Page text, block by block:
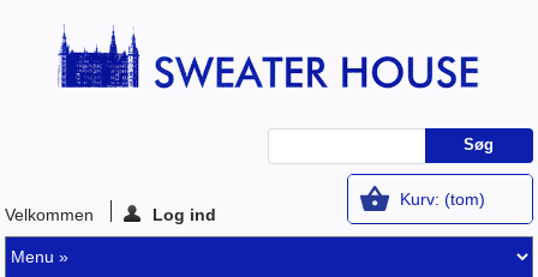
Kurv: (tom)
Velkommen
Log ind